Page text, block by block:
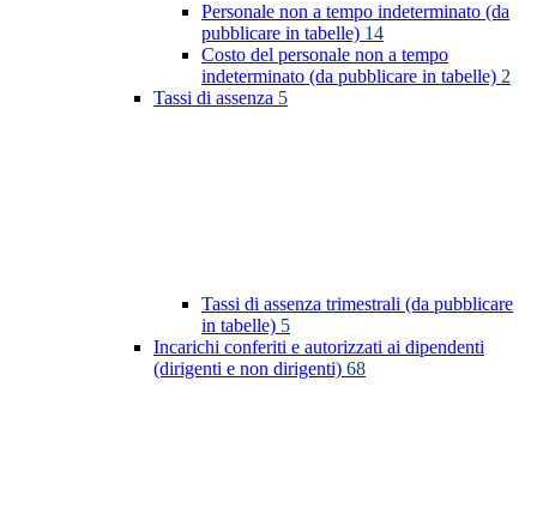
Personale non a tempo indeterminato (da
pubblicare in tabelle) 14
Costo del personale non a tempo
indeterminato (da pubblicare in tabelle) 2
Tassi di assenza 5
Tassi di assenza trimestrali (da pubblicare
in tabelle) 5
Incarichi conferiti e autorizzati ai dipendenti
(dirigenti e non dirigenti) 68